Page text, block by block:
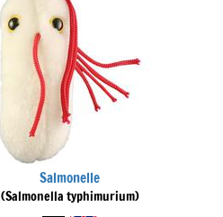
Salmonelle
(Salmonella typhimurium)